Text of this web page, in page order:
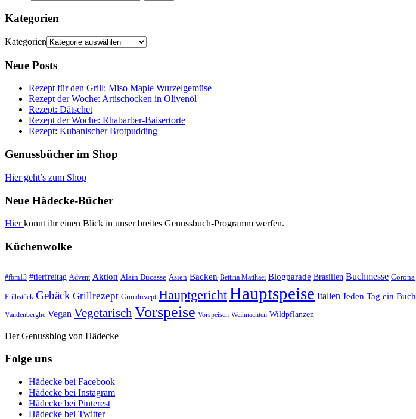
Kategorien
Kategorien
Neue Posts
Rezept für den Grill: Miso Maple Wurzelgemüse
Rezept der Woche: Artischocken in Olivenöl
Rezept: Dätschet
Rezept der Woche: Rhabarber-Baisertorte
Rezept: Kubanischer Brotpudding
Genussbücher im Shop
Hier geht’s zum Shop
Neue Hädecke-Bücher
Hierkönnt ihr einen Blick in unser breites Genussbuch-Programm werfen.
Küchenwolke
#fbm13 #tierfreitag Advent Aktion Alain Ducasse Asien Backen Bettina Matthaei Blogparade Brasilien Buchmesse Corona
Frühstück Gebäck Grillrezept Grundrezept HauptgerichtHauptspeise Italien Jeden Tag ein Buch
Vandenberghe Vegan Vegetarisch Vorspeise Vorspeisen Weihnachten Wildpflanzen
Der Genussblog von Hädecke
Folge uns
Hädecke bei Facebook
Hädecke bei Instagram
Hädecke bei Pinterest
Hädecke bei Twitter